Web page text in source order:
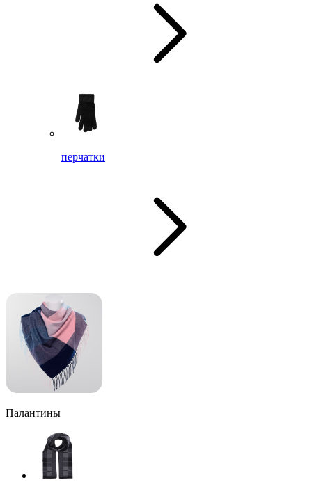
перчатки
Палантины